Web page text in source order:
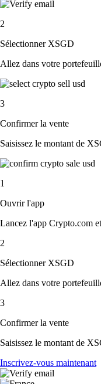
2
Sélectionner XSGD
Allez dans votre
3
Confirmer la vente
Saisissez le montant de
1
Ouvrir l'app
Lancez l'app Crypto.com
2
Sélectionner XSGD
Allez dans votre
3
Confirmer la vente
Saisissez le montant de
Inscrivez-vous maintenant